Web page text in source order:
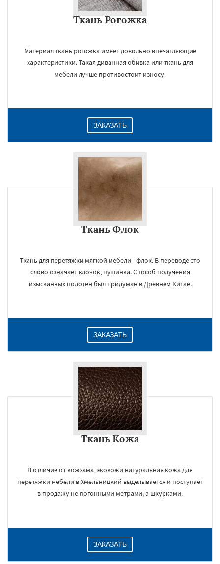
Ткань Рогожка
Материал ткань рогожка имеет довольно впечатляющие
характеристики. Такая диванная обивка или ткань для
мебели лучше противостоит износу.
ЗАКАЗАТЬ
Ткань Флок
Ткань для перетяжки мягкой мебели - флок. В переводе это
слово означает клочок, пушинка. Способ получения
изысканных полотен был придуман в Древнем Китае.
ЗАКАЗАТЬ
Ткань Кожа
В отличие от кожзама, экокожи натуральная кожа для
перетяжки мебели в Хмельницкий выделывается и поступает
в продажу не погонными метрами, а шкурками.
ЗАКАЗАТЬ